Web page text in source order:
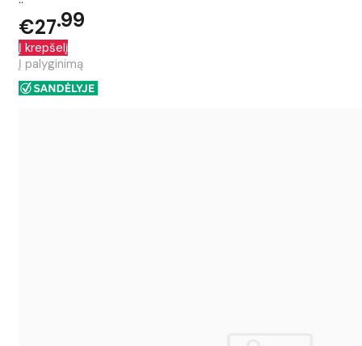
€27 99
Į krepšelį
Į palyginimą